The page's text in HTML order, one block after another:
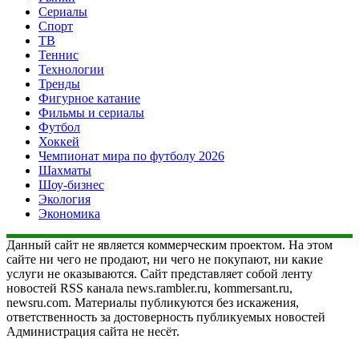
Сериалы
Спорт
ТВ
Теннис
Технологии
Тренды
Фигурное катание
Фильмы и сериалы
Футбол
Хоккей
Чемпионат мира по футболу 2026
Шахматы
Шоу-бизнес
Экология
Экономика
Данный сайт не является коммерческим проектом. На этом
сайте ни чего не продают, ни чего не покупают, ни какие
услуги не оказываются. Сайт представляет собой ленту
новостей RSS канала news.rambler.ru, kommersant.ru,
newsru.com. Материалы публикуются без искажения,
ответственность за достоверность публикуемых новостей
Администрация сайта не несёт.